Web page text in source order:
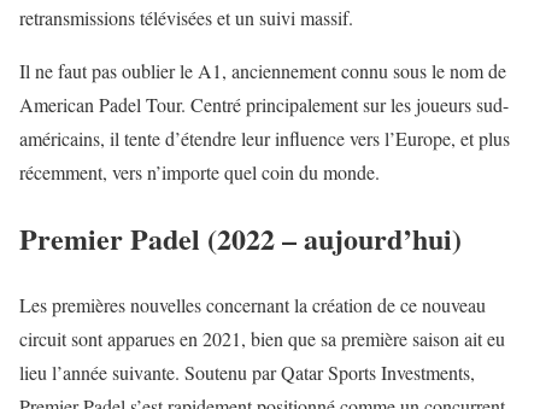
retransmissions télévisées et un suivi massif.
Il ne faut pas oublier le A1, anciennement connu sous le nom de
American Padel Tour. Centré principalement sur les joueurs sud-
américains, il tente d’étendre leur influence vers l’Europe, et plus
récemment, vers n’importe quel coin du monde.
Premier Padel (2022 – aujourd’hui)
Les premières nouvelles concernant la création de ce nouveau
circuit sont apparues en 2021, bien que sa première saison ait eu
lieu l’année suivante. Soutenu par Qatar Sports Investments,